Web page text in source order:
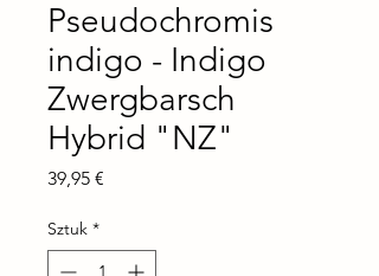
Pseudochromis
indigo - Indigo
Zwergbarsch
Hybrid "NZ"
39,95 €
Sztuk *